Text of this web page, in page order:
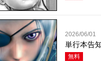
2026/06/01
単行本告
無料